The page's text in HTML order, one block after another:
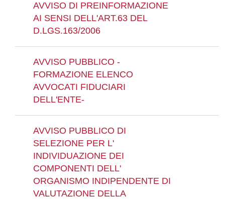
AVVISO DI PREINFORMAZIONE
AI SENSI DELL'ART.63 DEL
D.LGS.163/2006
AVVISO PUBBLICO -
FORMAZIONE ELENCO
AVVOCATI FIDUCIARI
DELL'ENTE-
AVVISO PUBBLICO DI
SELEZIONE PER L'
INDIVIDUAZIONE DEI
COMPONENTI DELL'
ORGANISMO INDIPENDENTE DI
VALUTAZIONE DELLA